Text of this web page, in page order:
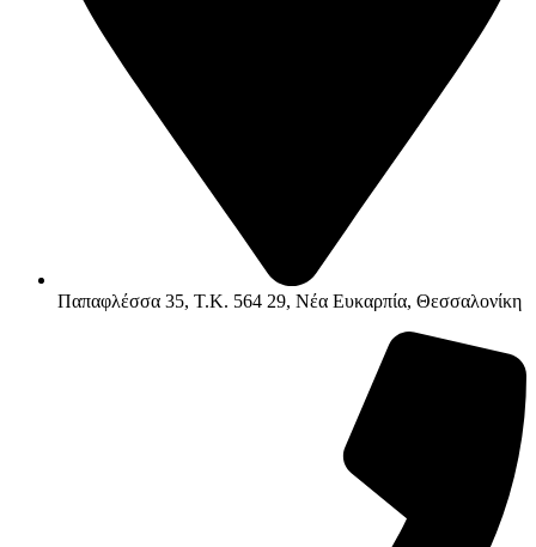
Παπαφλέσσα 35, Τ.Κ. 564 29, Νέα Ευκαρπία, Θεσσαλονίκη